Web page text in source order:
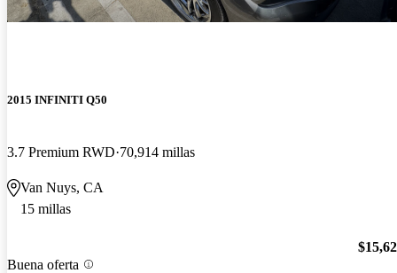
2015 INFINITI Q50
3.7 Premium RWD 70,914 millas
Van Nuys, CA
15 millas
Buena oferta